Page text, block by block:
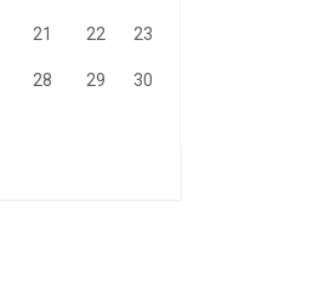
21 22 23
28 29 30